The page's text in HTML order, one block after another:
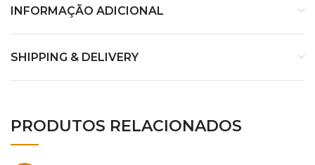
INFORMAÇÃO ADICIONAL
SHIPPING & DELIVERY
PRODUTOS RELACIONADOS